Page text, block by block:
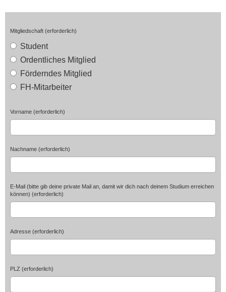
Mitgliedschaft (erforderlich)
Student
Ordentliches Mitglied
Förderndes Mitglied
FH-Mitarbeiter
Vorname (erforderlich)
Nachname (erforderlich)
E-Mail (bitte gib deine private Mail an, damit wir dich nach deinem Studium erreichen
können) (erforderlich)
Adresse (erforderlich)
PLZ (erforderlich)